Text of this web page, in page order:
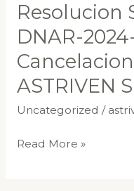
Resolucion
DNAR-
ASTRIVEN
Uncategorized /
Resolucion
SCVS-
DNAR-
2024-
00017768
FCN
Read More »